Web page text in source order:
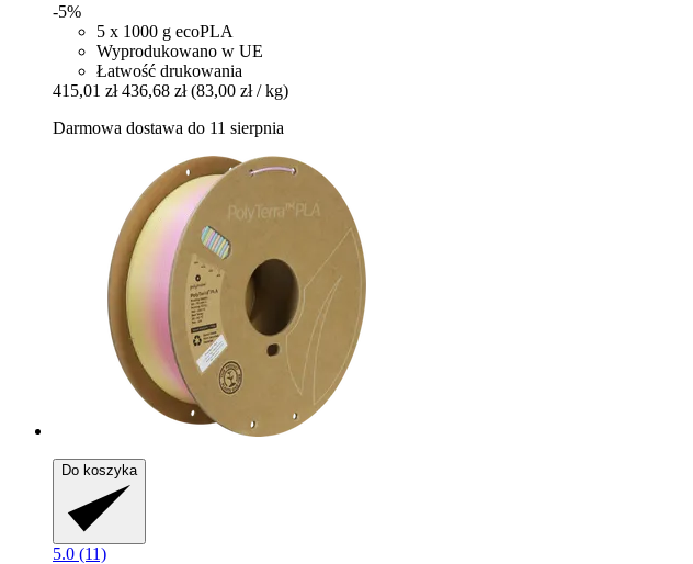
-5%
5 x 1000 g ecoPLA
Wyprodukowano w UE
Łatwość drukowania
415,01 zł 436,68 zł (83,00 zł / kg)
Darmowa dostawa do 11 sierpnia
Do koszyka
5.0 (11)